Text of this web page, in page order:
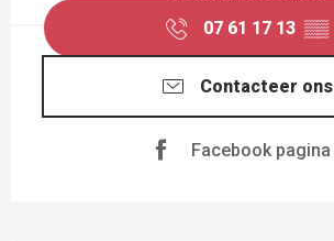
07 61 17 13 ▒▒
Contacteer ons
Facebook pagina